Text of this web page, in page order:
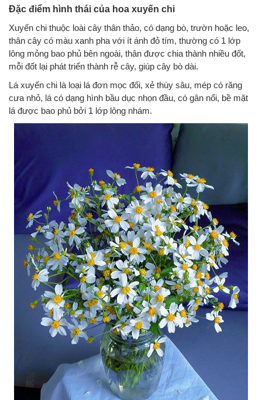
Đặc điểm hình thái của hoa xuyến chi
Xuyến chi thuộc loài cây thân thảo, có dạng bò, trườn hoặc leo,
thân cây có màu xanh pha với ít ánh đỏ tím, thường có 1 lớp
lông mỏng bao phủ bên ngoài, thân được chia thành nhiều đốt,
mỗi đốt lại phát triển thành rễ cây, giúp cây bò dài.
Lá xuyến chi là loại lá đơn mọc đối, xẻ thùy sâu, mép có răng
cưa nhỏ, lá có dạng hình bầu dục nhọn đầu, có gân nổi, bề mặt
lá được bao phủ bởi 1 lớp lông nhám.